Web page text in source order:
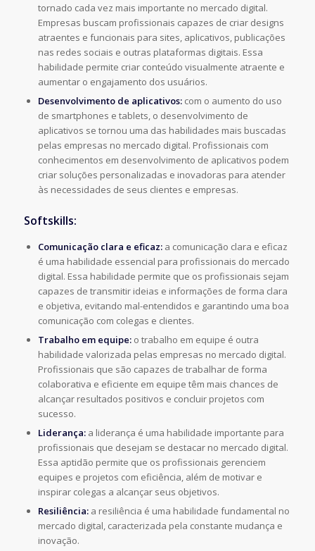
tornado cada vez mais importante no mercado digital.
Empresas buscam profissionais capazes de criar designs
atraentes e funcionais para sites, aplicativos, publicações
nas redes sociais e outras plataformas digitais. Essa
habilidade permite criar conteúdo visualmente atraente e
aumentar o engajamento dos usuários.
Desenvolvimento de aplicativos:com o aumento do uso
de smartphones e tablets, o desenvolvimento de
aplicativos se tornou uma das habilidades mais buscadas
pelas empresas no mercado digital. Profissionais com
conhecimentos em desenvolvimento de aplicativos podem
criar soluções personalizadas e inovadoras para atender
às necessidades de seus clientes e empresas.
Softskills:
Comunicação clara e eficaz:a comunicação clara e eficaz
é uma habilidade essencial para profissionais do mercado
digital. Essa habilidade permite que os profissionais sejam
capazes de transmitir ideias e informações de forma clara
e objetiva, evitando mal-entendidos e garantindo uma boa
comunicação com colegas e clientes.
Trabalho em equipe:o trabalho em equipe é outra
habilidade valorizada pelas empresas no mercado digital.
Profissionais que são capazes de trabalhar de forma
colaborativa e eficiente em equipe têm mais chances de
alcançar resultados positivos e concluir projetos com
sucesso.
Liderança:a liderança é uma habilidade importante para
profissionais que desejam se destacar no mercado digital.
Essa aptidão permite que os profissionais gerenciem
equipes e projetos com eficiência, além de motivar e
inspirar colegas a alcançar seus objetivos.
Resiliência:a resiliência é uma habilidade fundamental no
mercado digital, caracterizada pela constante mudança e
inovação.